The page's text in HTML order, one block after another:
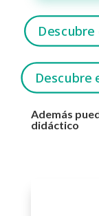
Descubre
Además
didáctico